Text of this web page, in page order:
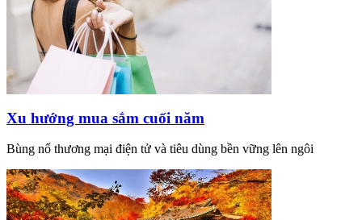
Xu hướng mua sắm cuối năm
Bùng nổ thương mại điện tử và tiêu dùng bền vững lên ngôi